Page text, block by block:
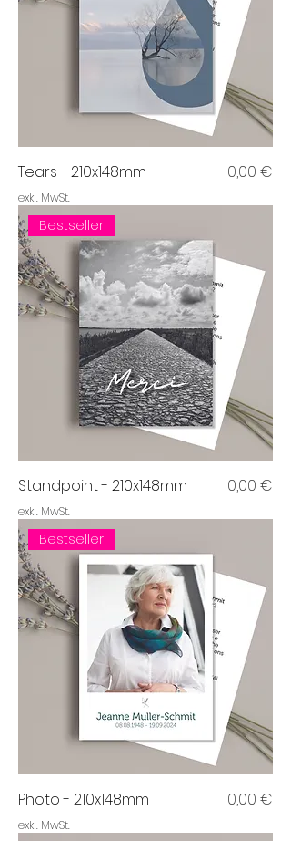
Tears - 210x148mm Preis
0,00 €
exkl. MwSt.
Bestseller
Standpoint - 210x148mm Preis
0,00 €
exkl. MwSt.
Bestseller
Photo - 210x148mm Preis
0,00 €
exkl. MwSt.